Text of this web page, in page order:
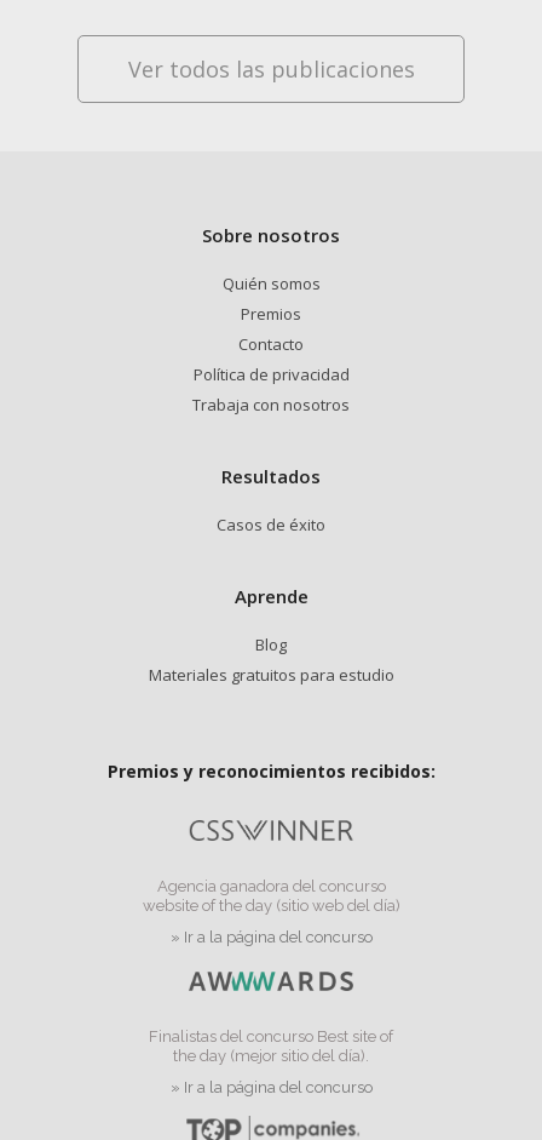
Ver todos las publicaciones
Sobre nosotros
Quién somos
Premios
Contacto
Política de privacidad
Trabaja con nosotros
Resultados
Casos de éxito
Aprende
Blog
Materiales gratuitos para estudio
Premios y reconocimientos recibidos:
Agencia ganadora del concurso
website of the day (sitio web del día)
» Ir a la página del concurso
Finalistas del concurso Best site of
the day (mejor sitio del día).
» Ir a la página del concurso